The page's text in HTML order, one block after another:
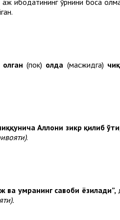
олган(пок) ҳолда (масжидга)
Аллоҳни зикр қилиб
.
ва умранинг савоби ёзилади”,